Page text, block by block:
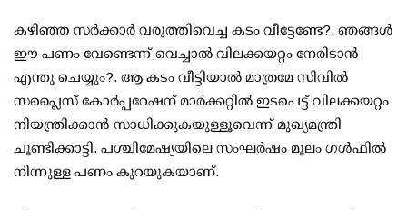
കഴിഞ്ഞ സര്‍ക്കാര്‍ വരുത്തിവെച്ച കടം വീട്ടേണ്ടേ?. ഞങ്ങള്‍
ഈ പണം വേണ്ടെന്ന് വെച്ചാല്‍ വിലക്കയറ്റം നേരിടാന്‍
എന്തു ചെയ്യും?. ആ കടം വീട്ടിയാല്‍ മാത്രമേ സിവില്‍
സപ്ലൈസ് കോര്‍പ്പറേഷന് മാര്‍ക്കറ്റില്‍ ഇടപെട്ട് വിലക്കയറ്റം
നിയന്ത്രിക്കാന്‍ സാധിക്കുകയുള്ളൂവെന്ന് മുഖ്യമന്ത്രി
ചൂണ്ടിക്കാട്ടി. പശ്ചിമേഷ്യയിലെ സംഘര്‍ഷം മൂലം ഗള്‍ഫില്‍
നിന്നുള്ള പണം കുറയുകയാണ്.